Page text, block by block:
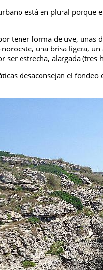
está en plural porque
tener forma de uve,
una brisa ligera,
ser estrecha, alargada
desaconsejan el